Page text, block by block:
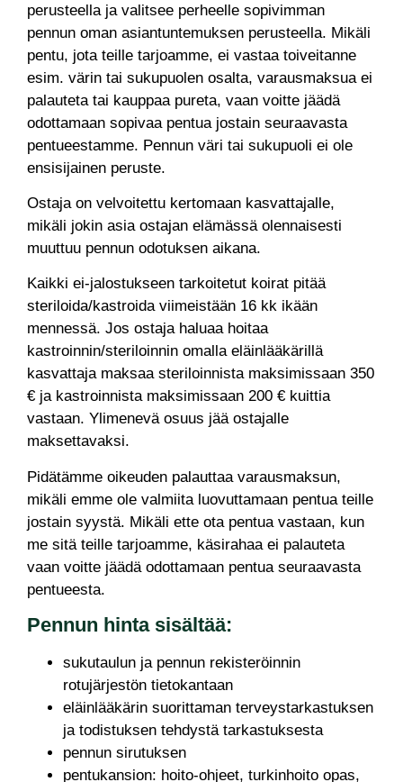
perusteella ja valitsee perheelle sopivimman
pennun oman asiantuntemuksen perusteella. Mikäli
pentu, jota teille tarjoamme, ei vastaa toiveitanne
esim. värin tai sukupuolen osalta, varausmaksua ei
palauteta tai kauppaa pureta, vaan voitte jäädä
odottamaan sopivaa pentua jostain seuraavasta
pentueestamme. Pennun väri tai sukupuoli ei ole
ensisijainen peruste.
Ostaja on velvoitettu kertomaan kasvattajalle,
mikäli jokin asia ostajan elämässä olennaisesti
muuttuu pennun odotuksen aikana.
Kaikki ei-jalostukseen tarkoitetut koirat pitää
steriloida/kastroida viimeistään 16 kk ikään
mennessä. Jos ostaja haluaa hoitaa
kastroinnin/steriloinnin omalla eläinlääkärillä
kasvattaja maksaa steriloinnista maksimissaan 350
€ ja kastroinnista maksimissaan 200 € kuittia
vastaan. Ylimenevä osuus jää ostajalle
maksettavaksi.
Pidätämme oikeuden palauttaa varausmaksun,
mikäli emme ole valmiita luovuttamaan pentua teille
jostain syystä. Mikäli ette ota pentua vastaan, kun
me sitä teille tarjoamme, käsirahaa ei palauteta
vaan voitte jäädä odottamaan pentua seuraavasta
pentueesta.
Pennun hinta sisältää:
sukutaulun ja pennun rekisteröinnin
rotujärjestön tietokantaan
eläinlääkärin suorittaman terveystarkastuksen
ja todistuksen tehdystä tarkastuksesta
pennun sirutuksen
pentukansion: hoito-ohjeet, turkinhoito opas,